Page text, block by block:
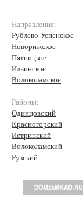
Направления:
Рублево-Успенское
Новорижское
Пятницкое
Ильинское
Волоколамское
Районы:
Одинцовский
Красногорский
Истринский
Волоколамский
Рузский